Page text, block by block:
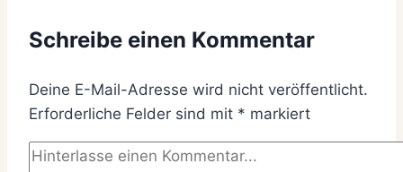
Schreibe einen Kommentar
Deine E-Mail-Adresse wird nicht veröffentlicht.
Erforderliche Felder sind mit * markiert